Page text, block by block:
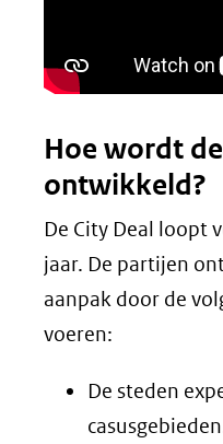
Hoe wordt
ontwikkeld?
De City Deal loopt
jaar. De partijen
aanpak door de
voeren:
De steden